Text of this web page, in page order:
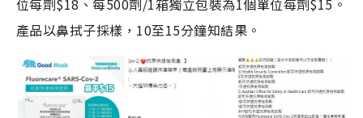
位每劑$18、每500劑/1箱獨立包裝為1個單位每劑$15。
產品以鼻拭子採樣，10至15分鐘知結果。